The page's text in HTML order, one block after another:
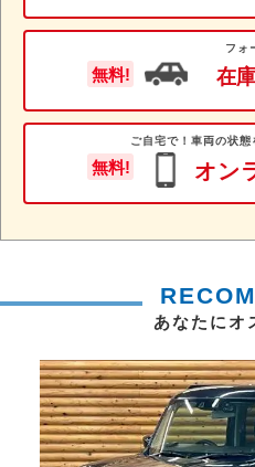
無料!
フォ
在
無料!
ご自宅で！車両の状
オン
あなたにオ